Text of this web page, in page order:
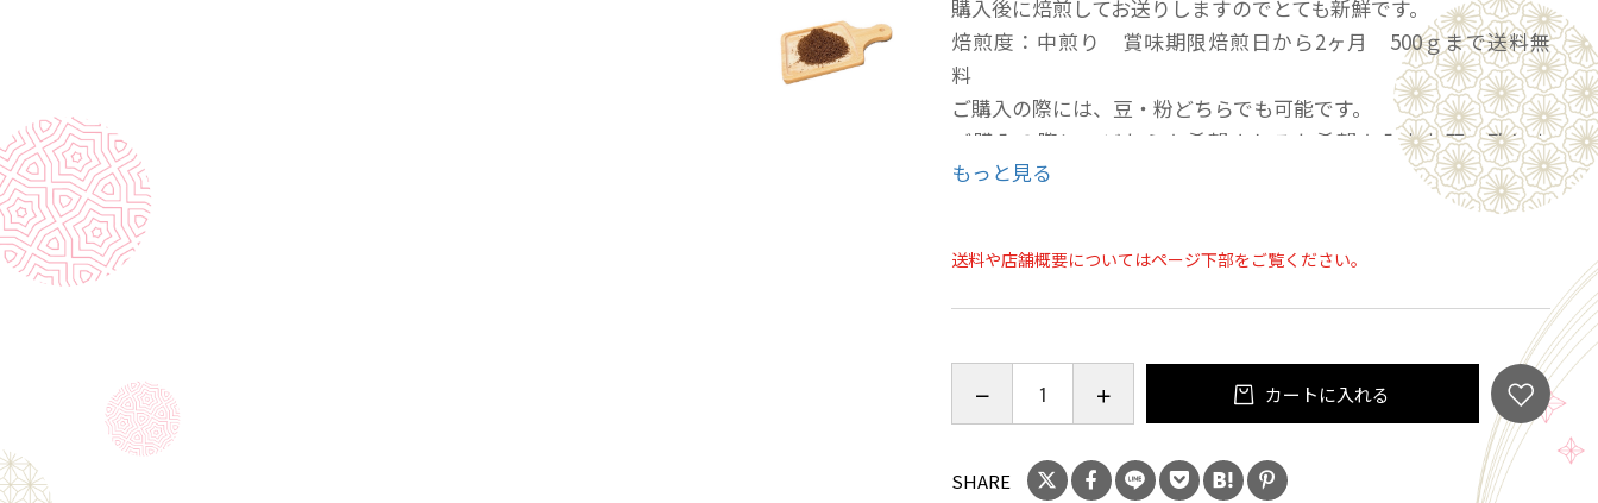
購入後に焙煎してお送りしますのでとても新鮮です。
焙煎度：中煎り 賞味期限焙煎日から2ヶ月 500ｇまで送料無
料
ご購入の際には、豆・粉どちらでも可能です。
ご購入の際に、どちらを希望されるか希望を入力お願い致しま
す。
もっと見る
送料や店舗概要についてはページ下部をご覧ください。
カートに入れる
SHARE